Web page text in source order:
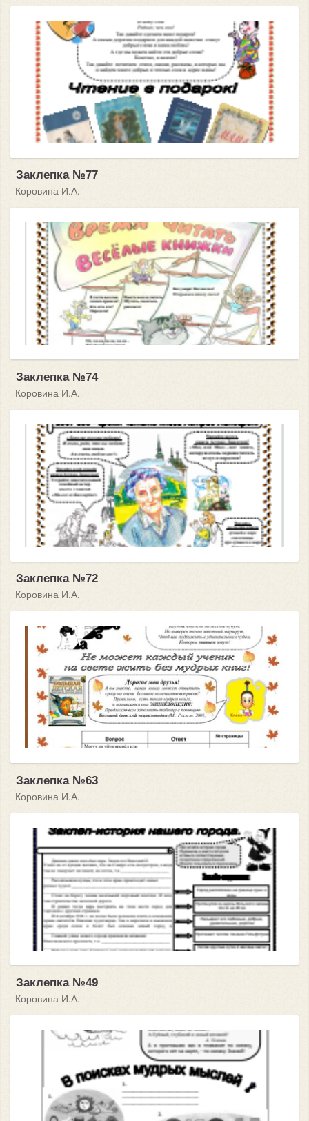
Заклепка №77
Коровина И.А.
Заклепка №74
Коровина И.А.
Заклепка №72
Коровина И.А.
Заклепка №63
Коровина И.А.
Заклепка №49
Коровина И.А.